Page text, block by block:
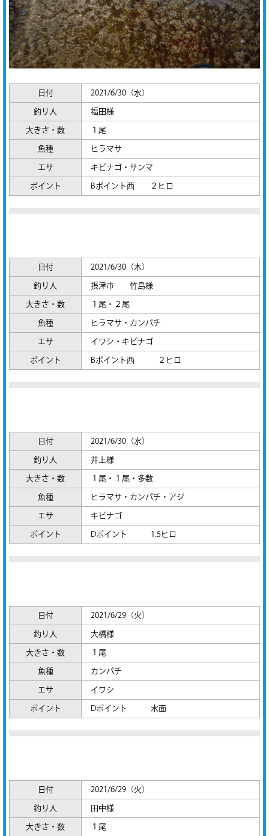
日付 2021/6/30（水）
釣り人 福田様
大きさ・数 １尾
魚種 ヒラマサ
エサ キビナゴ・サンマ
ポイント Bポイント西 ２ヒロ
日付 2021/6/30（木）
釣り人 摂津市 竹島様
大きさ・数 １尾・２尾
魚種 ヒラマサ・カンパチ
エサ イワシ・キビナゴ
ポイント Bポイント西 ２ヒロ
日付 2021/6/30（水）
釣り人 井上様
大きさ・数 １尾・１尾・多数
魚種 ヒラマサ・カンパチ・アジ
エサ キビナゴ
ポイント Dポイント 1.5ヒロ
日付 2021/6/29（火）
釣り人 大橋様
大きさ・数 １尾
魚種 カンパチ
エサ イワシ
ポイント Dポイント 水面
日付 2021/6/29（火）
釣り人 田中様
大きさ・数 １尾